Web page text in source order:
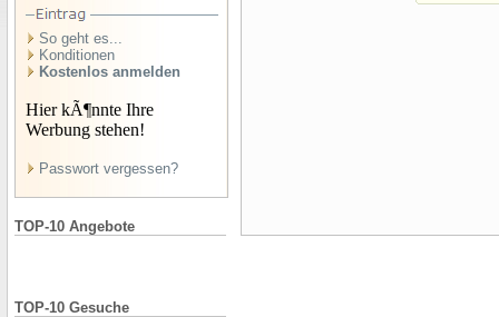
So geht es...
Konditionen
Kostenlos anmelden
Hier kÃ¶nnte Ihre
Werbung stehen!
Passwort vergessen?
TOP-10 Angebote
TOP-10 Gesuche